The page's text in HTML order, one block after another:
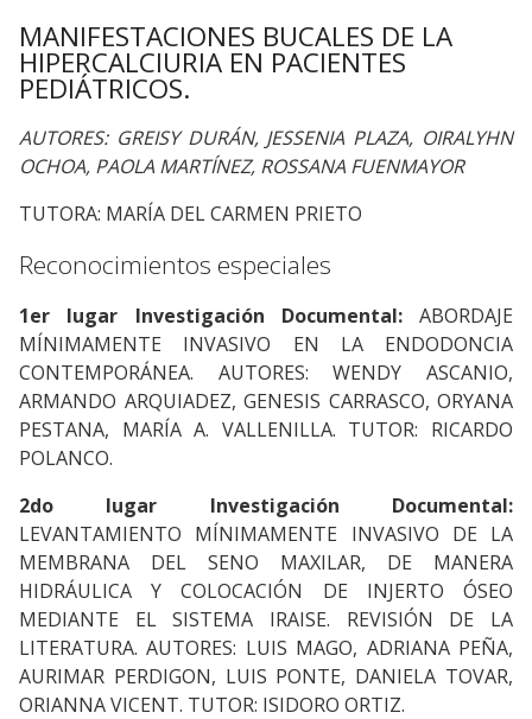
MANIFESTACIONES BUCALES DE LA
HIPERCALCIURIA EN PACIENTES
PEDIÁTRICOS.
AUTORES: GREISY DURÁN, JESSENIA PLAZA, OIRALYHN
OCHOA, PAOLA MARTÍNEZ, ROSSANA FUENMAYOR
TUTORA: MARÍA DEL CARMEN PRIETO
Reconocimientos especiales
1er lugar Investigación Documental:ABORDAJE
MÍNIMAMENTE INVASIVO EN LA ENDODONCIA
CONTEMPORÁNEA. AUTORES: WENDY ASCANIO,
ARMANDO ARQUIADEZ, GENESIS CARRASCO, ORYANA
PESTANA, MARÍA A. VALLENILLA. TUTOR: RICARDO
POLANCO.
2do lugar Investigación Documental:
LEVANTAMIENTO MÍNIMAMENTE INVASIVO DE LA
MEMBRANA DEL SENO MAXILAR, DE MANERA
HIDRÁULICA Y COLOCACIÓN DE INJERTO ÓSEO
MEDIANTE EL SISTEMA IRAISE. REVISIÓN DE LA
LITERATURA. AUTORES: LUIS MAGO, ADRIANA PEÑA,
AURIMAR PERDIGON, LUIS PONTE, DANIELA TOVAR,
ORIANNA VICENT. TUTOR: ISIDORO ORTIZ.